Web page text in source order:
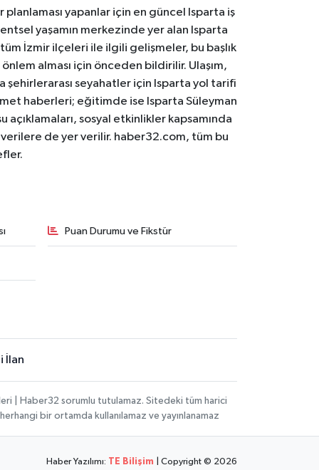
planlaması yapanlar için en güncel Isparta iş
yaşamın merkezinde yer alan Isparta
tüm İzmir ilçeleri ile ilgili gelişmeler, bu başlık
alması için önceden bildirilir. Ulaşım,
şehirlerarası seyahatler için Isparta yol tarifi
haberleri; eğitimde ise Isparta Süleyman
sosyal etkinlikler kapsamında
de yer verilir. haber32.com, tüm bu
Puan Durumu ve Fikstür
İlan
| Haber32 sorumlu tutulamaz. Sitedeki tüm harici
bir ortamda kullanılamaz ve yayınlanamaz
Haber Yazılımı: TE Bilişim | Copyright © 2026